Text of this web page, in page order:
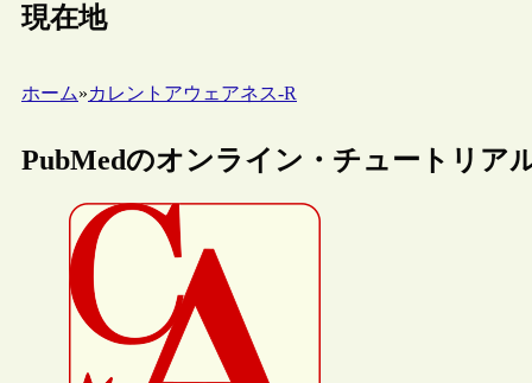
現在地
ホーム»カレントアウェアネス-R
PubMedのオンライン・チュートリア